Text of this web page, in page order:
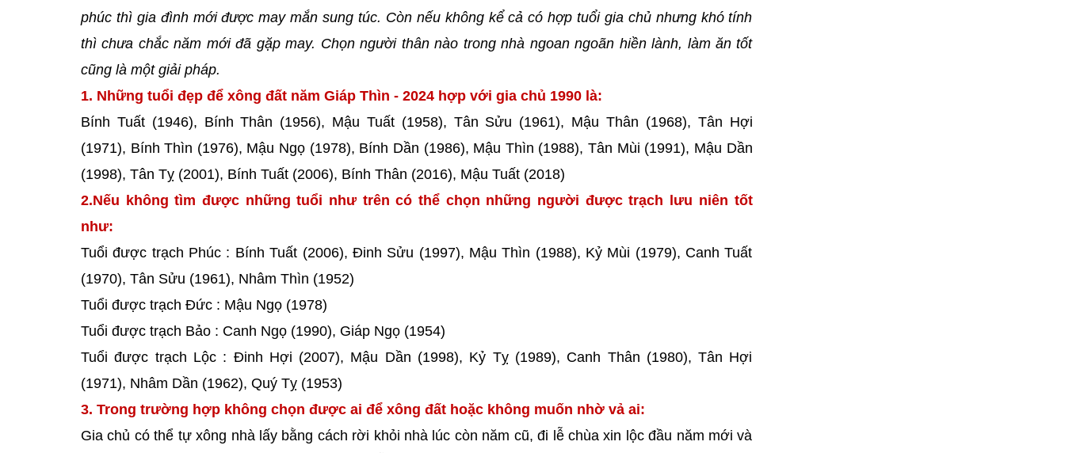
phúc thì gia đình mới được may mắn sung túc. Còn nếu không kể cả có hợp tuổi gia chủ nhưng khó tính
thì chưa chắc năm mới đã gặp may. Chọn người thân nào trong nhà ngoan ngoãn hiền lành, làm ăn tốt
cũng là một giải pháp.
1. Những tuổi đẹp để xông đất năm Giáp Thìn - 2024 hợp với gia chủ 1990 là:
Bính Tuất (1946), Bính Thân (1956), Mậu Tuất (1958), Tân Sửu (1961), Mậu Thân (1968), Tân Hợi
(1971), Bính Thìn (1976), Mậu Ngọ (1978), Bính Dần (1986), Mậu Thìn (1988), Tân Mùi (1991), Mậu Dần
(1998), Tân Tỵ (2001), Bính Tuất (2006), Bính Thân (2016), Mậu Tuất (2018)
2.Nếu không tìm được những tuổi như trên có thể chọn những người được trạch lưu niên tốt
như:
Tuổi được trạch Phúc : Bính Tuất (2006), Đinh Sửu (1997), Mậu Thìn (1988), Kỷ Mùi (1979), Canh Tuất
(1970), Tân Sửu (1961), Nhâm Thìn (1952)
Tuổi được trạch Đức : Mậu Ngọ (1978)
Tuổi được trạch Bảo : Canh Ngọ (1990), Giáp Ngọ (1954)
Tuổi được trạch Lộc : Đinh Hợi (2007), Mậu Dần (1998), Kỷ Tỵ (1989), Canh Thân (1980), Tân Hợi
(1971), Nhâm Dần (1962), Quý Tỵ (1953)
3. Trong trường hợp không chọn được ai để xông đất hoặc không muốn nhờ vả ai:
Gia chủ có thể tự xông nhà lấy bằng cách rời khỏi nhà lúc còn năm cũ, đi lễ chùa xin lộc đầu năm mới và